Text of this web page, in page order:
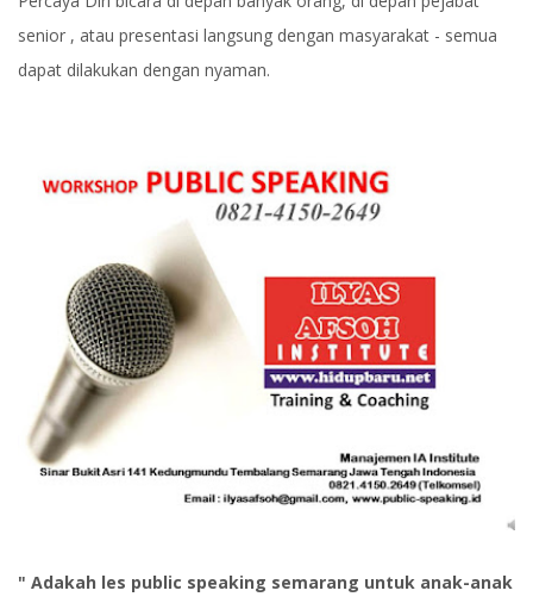
senior , atau presentasi langsung dengan masyarakat - semua
dapat dilakukan dengan nyaman.
" Adakah les public speaking semarang untuk anak-anak